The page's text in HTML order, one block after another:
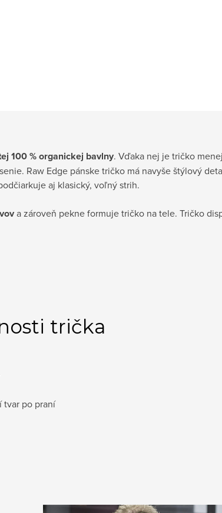
100 % organickej bavlny. Vďaka nej je tričko
Raw Edge pánske tričko má navyše štýlový
aj klasický, voľný strih.
a zároveň pekne formuje tričko na tele. Tričko
trička
tvar po praní